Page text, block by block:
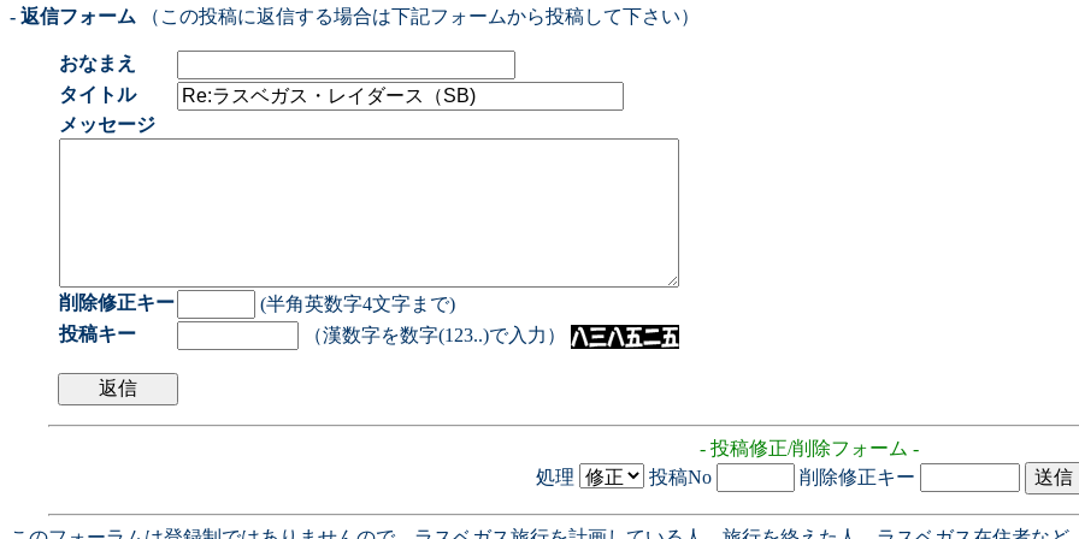
- 返信フォーム （この投稿に返信する場合は下記フォームから投稿して下さい）
おなまえ
タイトル
メッセージ
削除修正キー
(半角英数字4文字まで)
投稿キー
（漢数字を数字(123..)で入力）
- 投稿修正/削除フォーム -
処理
投稿No 削除修正キー